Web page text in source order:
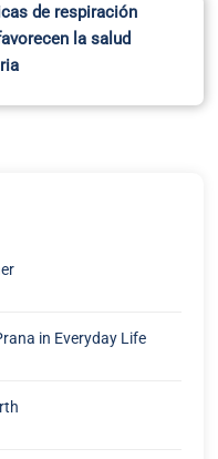
de respiración
la salud
in Everyday Life